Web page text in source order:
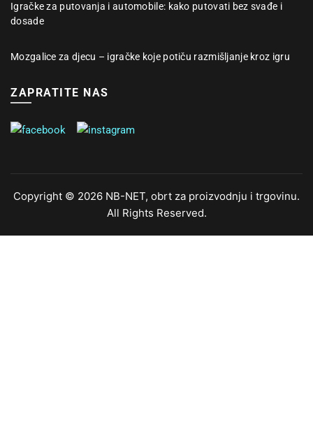
Igračke za putovanja i automobile: kako putovati bez svađe i
dosade
Mozgalice za djecu – igračke koje potiču razmišljanje kroz igru
ZAPRATITE NAS
Copyright © 2026 NB-NET, obrt za proizvodnju i trgovinu.
All Rights Reserved.